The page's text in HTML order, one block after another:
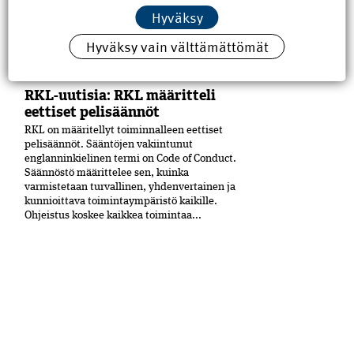
Hallituspaikkoja eri yhdistyksissä on
kertynyt yli kymmenen. Kaupunginkin
luottamustoimetkin ovat tulleet tutuiksi.
RKL-uutisia: RKL määritteli
eettiset pelisäännöt
RKL on määritellyt toiminnalleen eettiset
peli­säännöt. Sääntöjen vakiintunut
englanninkielinen termi on Code of Conduct.
Säännöstö määrittelee sen, kuinka
varmistetaan turvallinen, yhdenvertainen ja
kun­nioittava toimintaympäristö kaikille.
Ohjeistus koskee kaikkea toimintaa...
Hyväksy
Hyväksy vain välttämättömät